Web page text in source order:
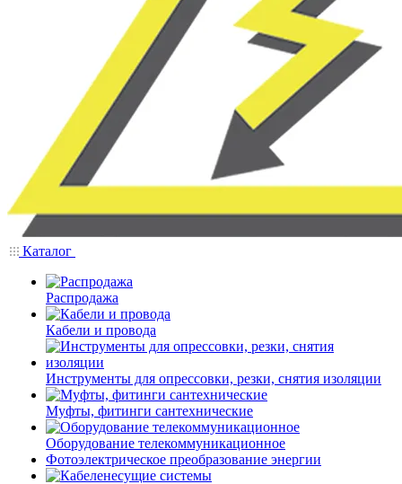
Каталог
Распродажа
Кабели и провода
Инструменты для опрессовки, резки, снятия изоляции
Муфты, фитинги сантехнические
Оборудование телекоммуникационное
Фотоэлектрическое преобразование энергии